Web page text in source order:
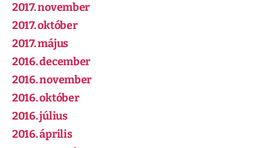
2017. november
2017. október
2017. május
2016. december
2016. november
2016. október
2016. július
2016. április